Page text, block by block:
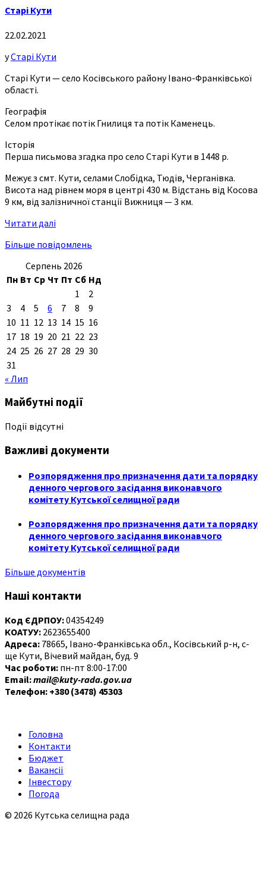
Старі Кути
22.02.2021
уСтарі Кути
Старі Кути — село Косівського району Івано-Франківської
області.
Географія
Селом протікає потік Гнилиця та потік Каменець.
Історія
Перша письмова згадка про село Старі Кути в 1448 р.
Межує з смт. Кути, селами Слобідка, Тюдів, Черганівка.
Висота над рівнем моря в центрі 430 м. Відстань від Косова
9 км, від залізничної станції Вижниця — 3 км.
Читати далі
Більше повідомлень
Серпень 2026
Пн Вт Ср Чт Пт Сб Нд
1
2
3
4 5 6 7 8
9
10 11 12 13 14 15 16
17 18 19 20 21 22 23
24 25 26 27 28 29 30
31
« Лип
Майбутні події
Події відсутні
Важливі документи
Розпорядження про призначення дати та порядку
денного чергового засідання виконавчого
комітету Кутської селищної ради
Розпорядження про призначення дати та порядку
денного чергового засідання виконавчого
комітету Кутської селищної ради
Більше документів
Наші контакти
Код ЄДРПОУ:04354249
КОАТУУ: 2623655400
Адреса: 78665, Івано-Франківська обл., Косівський р-н, с-
ще Кути, Вічевий майдан, буд. 9
Час роботи: пн-пт 8:00-17:00
Email:mail@kuty-rada.gov.ua
Телефон: +380 (3478) 45303
Головна
Контакти
Бюджет
Вакансії
Інвестору
Погода
© 2026 Кутська селищна рада